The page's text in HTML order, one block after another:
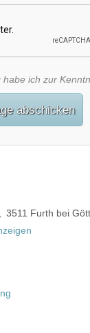
habe ich zur
abschicken
3511 Furth bei